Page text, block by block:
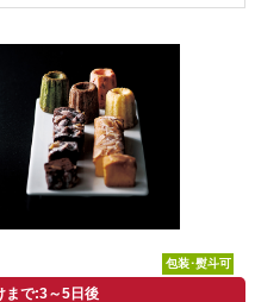
包装･熨斗可
まで:3～5日後